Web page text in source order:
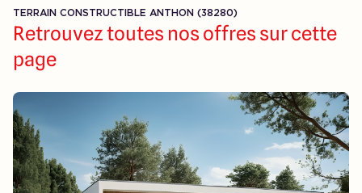
Qui sommes-nous
151 route de Grenoble
69800 Saint Priest
TERRAIN CONSTRUCTIBLE ANTHON (38280)
Retrouvez toutes nos offres sur cette
page